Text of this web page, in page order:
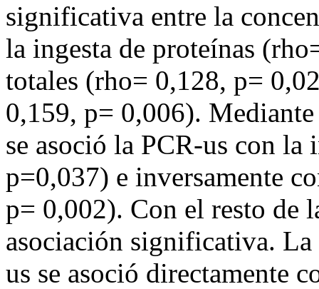
significativa entre la
la ingesta de proteínas
totales (rho= 0,128, p=
0,159, p= 0,006).
se asoció la PCR-us con la
p=0,037) e inversamente
p= 0,002). Con el resto de
asociación significativa.
us se asoció directamente